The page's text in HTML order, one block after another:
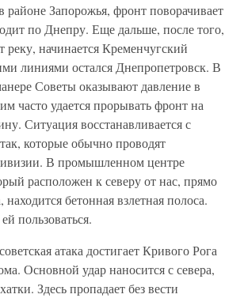
районе Запорожья, фронт поворачивает
по Днепру. Еще дальше, после того,
реку, начинается Кременчугский
линиями остался Днепропетровск. В
Советы оказывают давление в
часто удается прорывать фронт на
Ситуация восстанавливается с
которые обычно проводят
В промышленном центре
расположен к северу от нас, прямо
бетонная взлетная полоса.
пользоваться.
атака достигает Кривого Рога
Основной удар наносится с севера,
Здесь пропадает без вести